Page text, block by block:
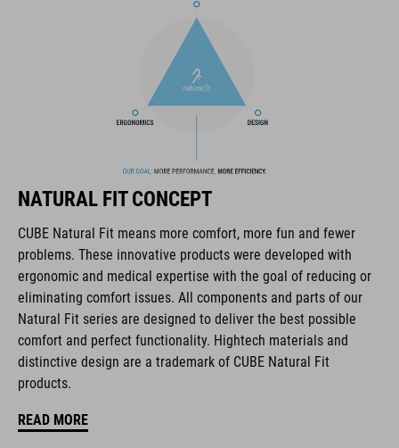
products geared to all the latest trends. Our designers
coordinate seamlessly, combining design, technology and
usability for the perfect balance between form and function.
FEATURES
vetersluiting
ergonomische Natural Fit-leest
NATURAL FIT CONCEPT
CUBE Natural Fit means more comfort, more fun and fewer
problems. These innovative products were developed with
ergonomic and medical expertise with the goal of reducing or
eliminating comfort issues. All components and parts of our
Natural Fit series are designed to deliver the best possible
comfort and perfect functionality. Hightech materials and
distinctive design are a trademark of CUBE Natural Fit
products.
READ MORE